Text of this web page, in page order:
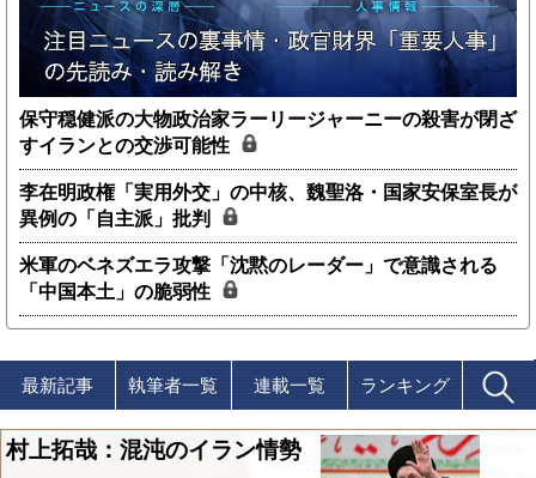
保守穏健派の大物政治家ラーリージャーニーの殺害が閉ざ
すイランとの交渉可能性
李在明政権「実用外交」の中核、魏聖洛・国家安保室長が
異例の「自主派」批判
米軍のベネズエラ攻撃「沈黙のレーダー」で意識される
「中国本土」の脆弱性
最新記事 執筆者一覧 連載一覧 ランキング
村上拓哉：混沌のイラン情勢